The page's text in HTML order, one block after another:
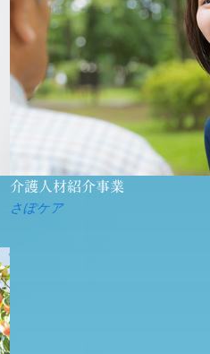
介護人材紹介事業
さぽケア